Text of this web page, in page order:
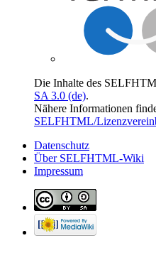
Die Inhalte des
SA 3.0 (de).
Nähere Informationen
SELFHTML/
Datenschutz
Über SELFHTML-Wiki
Impressum